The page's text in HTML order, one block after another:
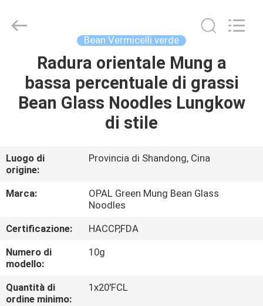
CASA
PRODOTTI
NOI
GIRO
FABBRICA
CONTROLLO
DI
Rights
Reserved.
Bean Vermicelli verde
Radura orientale Mung a
bassa percentuale di grassi
Bean Glass Noodles Lungkow
di stile
Luogo di
origine:
Provincia di Shandong, Cina
Marca:
OPAL Green Mung Bean Glass
Noodles
Certificazione:
HACCP,FDA
Numero di
modello:
10g
Quantità di
ordine minimo:
1x20'FCL